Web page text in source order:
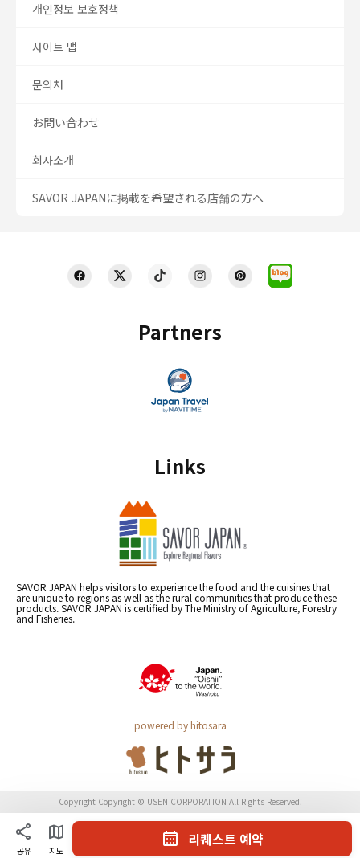
공유 지도
리퀘스트 예약
Partners
Links
SAVOR JAPAN helps visitors to experience the food and the cuisines that
are unique to regions as well as the rural communities that produce these
products. SAVOR JAPAN is certified by The Ministry of Agriculture, Forestry
and Fisheries.
powered by hitosara
개인정보 보호정책
사이트 맵
문의처
お問い合わせ
회사소개
SAVOR JAPANに掲載を希望される店舗の方へ
Copyright Copyright © USEN CORPORATION All Rights Reserved.